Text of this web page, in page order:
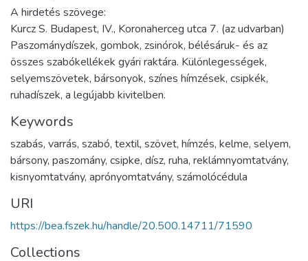
A hirdetés szövege:
Kurcz S. Budapest, IV., Koronaherceg utca 7. (az udvarban)
Paszománydíszek, gombok, zsinórok, bélésáruk- és az
összes szabókellékek gyári raktára. Különlegességek,
selyemszövetek, bársonyok, színes hímzések, csipkék,
ruhadíszek, a legújabb kivitelben.
Keywords
szabás, varrás, szabó, textil, szövet, hímzés, kelme, selyem,
bársony, paszomány, csipke, dísz, ruha, reklámnyomtatvány,
kisnyomtatvány, aprónyomtatvány, számolócédula
URI
https://bea.fszek.hu/handle/20.500.14711/71590
Collections